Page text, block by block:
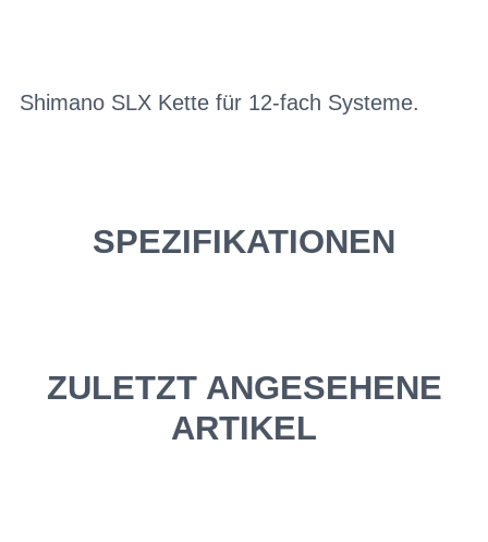
Shimano SLX Kette für 12-fach Systeme.
SPEZIFIKATIONEN
ZULETZT ANGESEHENE
ARTIKEL